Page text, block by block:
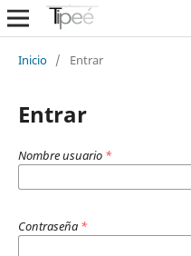
Inicio / Entrar
Entrar
Nombre usuario *
Contraseña *